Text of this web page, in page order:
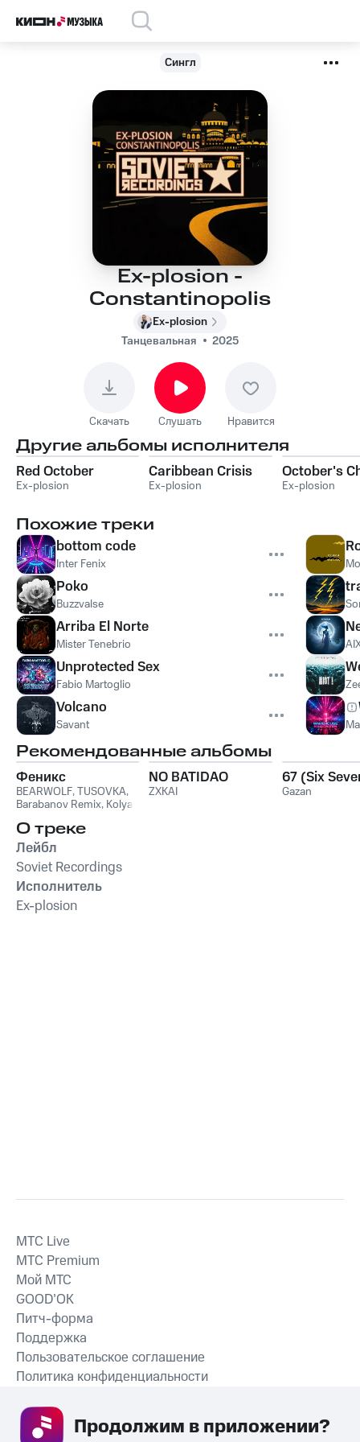
Сингл
Ex-plosion -
Constantinopolis
Ex-plosion
Танцевальная
2025
Скачать Слушать Нравится
Другие альбомы исполнителя
Red October
Ex-plosion
Caribbean Crisis
Ex-plosion
October's
Ex-plosion
Похожие треки
bottom code
Inter Fenix
Poko
Buzzvalse
Arriba El Norte
Mister Tenebrio
Unprotected Sex
Fabio Martoglio
Volcano
Savant
Рекомендованные альбомы
Феникс
BEARWOLF,TUSOVKA,
Barabanov Remix, Kolya
NO BATIDAO
ZXKAI
67 (Six
Gazan
О треке
Лейбл
Soviet Recordings
Исполнитель
Ex-plosion
СКАЧАТЬ ПРИЛОЖЕНИЕ
MTС Live
MTС Premium
Мой МТС
GOOD’OK
Питч-форма
Поддержка
Пользовательское соглашение
Политика конфиденциальности